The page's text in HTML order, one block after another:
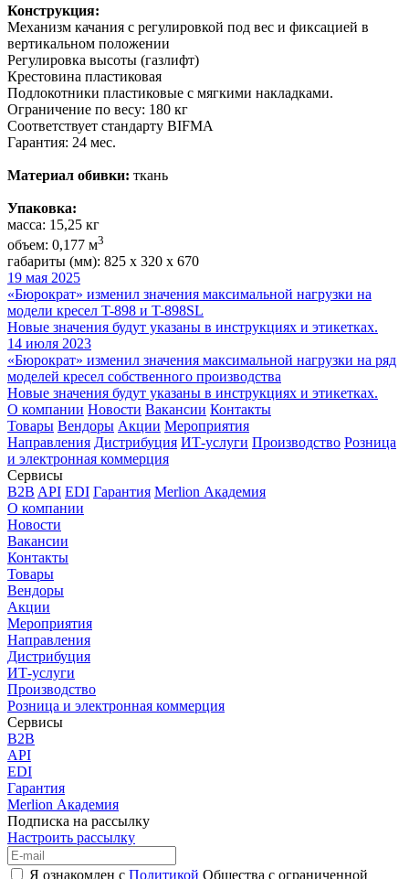
Конструкция:
Механизм качания с регулировкой под вес и фиксацией в
вертикальном положении
Регулировка высоты (газлифт)
Крестовина пластиковая
Подлокотники пластиковые с мягкими накладками.
Ограничение по весу: 180 кг
Соответствует стандарту BIFMA
Гарантия: 24 мес.
Материал обивки: ткань
Упаковка:
масса: 15,25 кг
объем: 0,177 м3
габариты (мм): 825 х 320 х 670
19 мая 2025
«Бюрократ» изменил значения максимальной нагрузки на
модели кресел T-898 и T-898SL
Новые значения будут указаны в инструкциях и этикетках.
14 июля 2023
«Бюрократ» изменил значения максимальной нагрузки на ряд
моделей кресел собственного производства
Новые значения будут указаны в инструкциях и этикетках.
О компании Новости Вакансии Контакты
Товары Вендоры Акции Мероприятия
Направления Дистрибуция ИТ-услуги Производство Розница
и электронная коммерция
Сервисы
B2B API EDI Гарантия Merlion Академия
О компании
Новости
Вакансии
Контакты
Товары
Вендоры
Акции
Мероприятия
Направления
Дистрибуция
ИТ-услуги
Производство
Розница и электронная коммерция
Сервисы
B2B
API
EDI
Гарантия
Merlion Академия
Подписка на рассылку
Настроить рассылку
Я ознакомлен с Политикой Общества с ограниченной